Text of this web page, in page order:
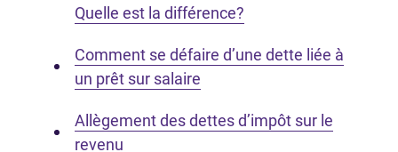
Quelle est la différence?
Comment se défaire d’une dette liée à
un prêt sur salaire
Allègement des dettes d’impôt sur le
revenu